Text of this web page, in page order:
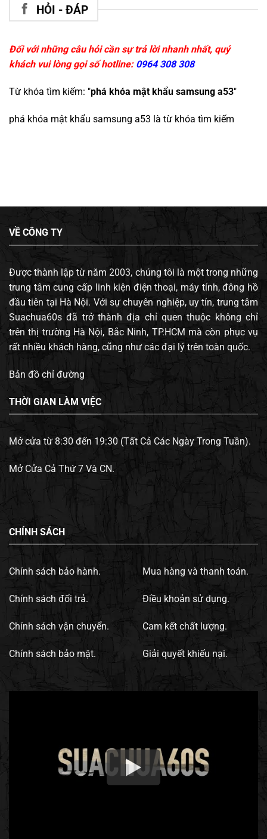
HỎI - ĐÁP
Đối với những câu hỏi cần sự trả lời nhanh nhất, quý
khách vui lòng gọi số hotline: 0964 308 308
Từ khóa tìm kiếm: "phá khóa mật khẩu samsung a53"
phá khóa mật khẩu samsung a53 là từ khóa tìm kiếm
VỀ CÔNG TY
Được thành lập từ năm 2003, chúng tôi là một trong những
trung tâm cung cấp linh kiện điện thoại, máy tính, đông hồ
đầu tiên tại Hà Nội. Với sự chuyên nghiệp, uy tín, trung tâm
Suachua60s đã trở thành địa chỉ quen thuộc không chỉ
trên thị trường Hà Nội, Bắc Ninh, TP.HCM mà còn phục vụ
rất nhiều khách hàng, cũng như các đại lý trên toàn quốc.
Bản đồ chỉ đường
THỜI GIAN LÀM VIỆC
Mở cửa từ 8:30 đến 19:30 (Tất Cả Các Ngày Trong Tuần).
Mở Cửa Cả Thứ 7 Và CN.
CHÍNH SÁCH
Chính sách bảo hành.
Chính sách đổi trả.
Chính sách vận chuyển.
Chính sách bảo mật.
Mua hàng và thanh toán.
Điều khoản sử dụng.
Cam kết chất lượng.
Giải quyết khiếu nại.